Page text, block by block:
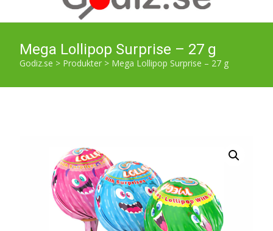
Mega Lollipop Surprise – 27 g
Godiz.se > Produkter > Mega Lollipop Surprise – 27 g